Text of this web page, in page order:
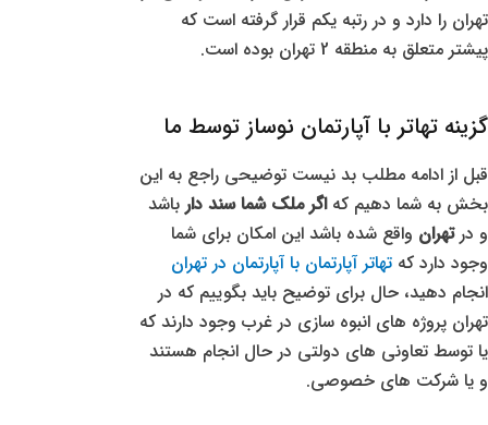
تهران را دارد و در رتبه یکم قرار گرفته است که
پیشتر متعلق به منطقه 2 تهران بوده است.
گزینه تهاتر با آپارتمان نوساز توسط ما
قبل از ادامه مطلب بد نیست توضیحی راجع به این
بخش به شما دهیم کهاگر ملک شما سند دار باشد
و درتهران واقع شده باشد این امکان برای شما
وجود دارد که تهاتر آپارتمان با آپارتمان در تهران
انجام دهید، حال برای توضیح باید بگوییم که در
تهران پروژه های انبوه سازی در غرب وجود دارند که
یا توسط تعاونی های دولتی در حال انجام هستند
و یا شرکت های خصوصی.